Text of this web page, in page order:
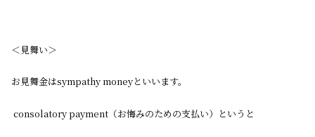
＜見舞い＞
お見舞金はsympathy moneyといいます。
consolatory payment（お悔みのための支払い）というと